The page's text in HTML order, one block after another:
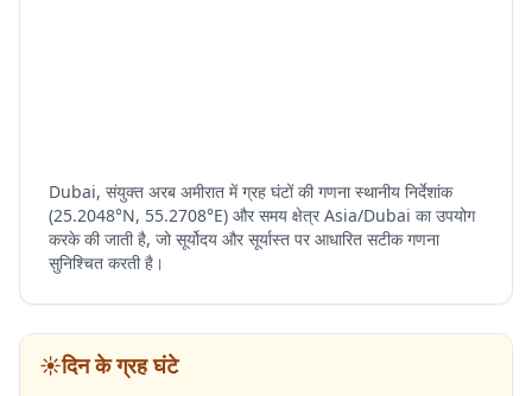
Dubai, संयुक्त अरब अमीरात में ग्रह घंटों की गणना स्थानीय निर्देशांक
(25.2048°N, 55.2708°E) और समय क्षेत्र Asia/Dubai का उपयोग
करके की जाती है, जो सूर्योदय और सूर्यास्त पर आधारित सटीक गणना
सुनिश्चित करती है।
☀️दिन के ग्रह घंटे